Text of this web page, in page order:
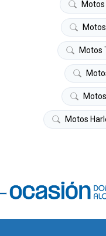
Motos
Motos